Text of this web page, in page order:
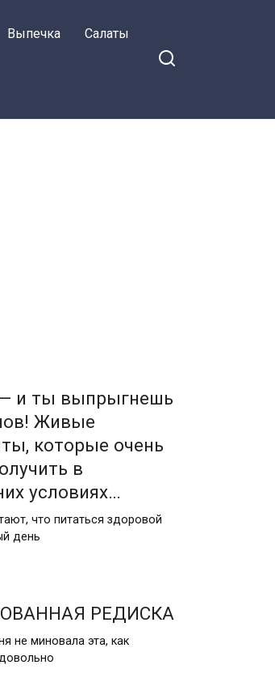
Выпечка Салаты
и ты выпрыгнешь
Живые
которые очень
в
условиях…
что питаться здоровой
день
РЕДИСКА
не миновала эта, как